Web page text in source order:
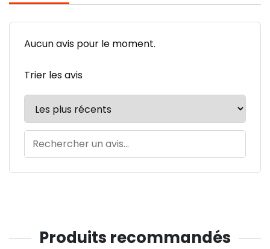
Aucun avis pour le moment.
Trier les avis
Produits recommandés